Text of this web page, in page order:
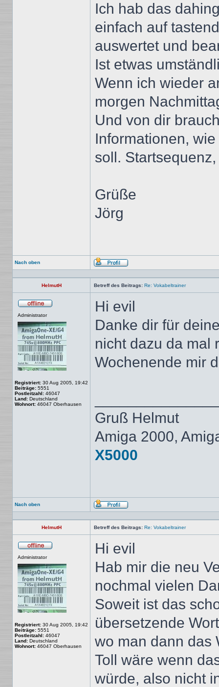
Ich hab das
einfach auf
auswertet und
Ist etwas
Wenn ich wieder
morgen
Und von dir
Informationen,
soll.
Grüße
Jörg
Nach oben
Profil
HelmutH Betreff des Beitrags: Re: Vokabeltrainer
Administrator
Registriert: 30 Aug 2005, 19:42
Beiträge: 5551
Postleitzahl: 46047
Land: Deutschland
Wohnort: 46047 Oberhausen
Hi evil
Danke dir für
nicht dazu da mal
Wochenende mir
Gruß Helmut
Amiga 2000,
X5000
Nach oben
Profil
HelmutH Betreff des Beitrags: Re: Vokabeltrainer
Administrator
Registriert: 30 Aug 2005, 19:42
Beiträge: 5551
Postleitzahl: 46047
Land: Deutschland
Wohnort: 46047 Oberhausen
Hi evil
Hab mir die neu
nochmal vielen
Soweit ist das
übersetzende
wo man dann das
Toll wäre wenn
würde, also nicht